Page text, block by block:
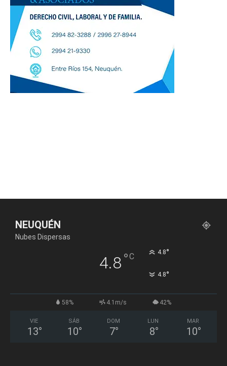
NEUQUÉN
Nubes Dispersas
4.8°C 4.8°
4.8°
58% 4.1m/s 42%
VIE
13°
SÁB
10°
DOM
7°
LUN
8°
MAR
10°